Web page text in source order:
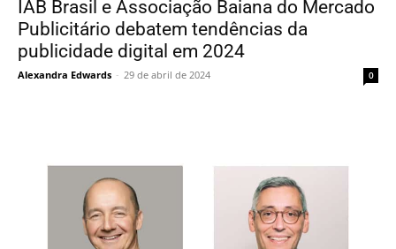
IAB Brasil e Associação Baiana do Mercado
Publicitário debatem tendências da
publicidade digital em 2024
Alexandra Edwards - 29 de abril de 2024 0